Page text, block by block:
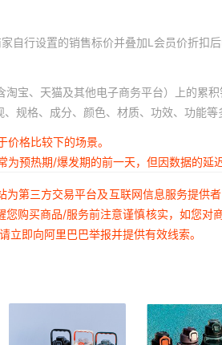
自行设置的销售标价并叠加L会员价折扣后
淘宝、天猫及其他电子商务平台）上的累积
规格、成分、颜色、材质、功效、功能
价格比较下的场景。
为预热期/爆发期的前一天，但因数据的延
为第三方交易平台及互联网信息服务提供
您购买商品/服务前注意谨慎核实，如您
立即向阿里巴巴举报并提供有效线索。